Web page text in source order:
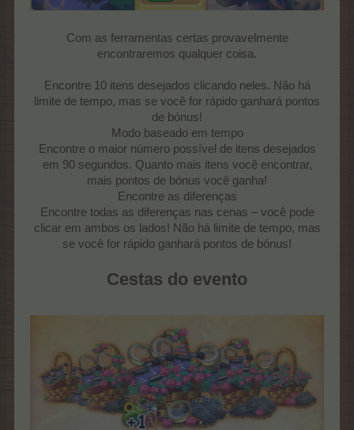
Com as ferramentas certas provavelmente
encontraremos qualquer coisa.
Encontre 10 itens desejados clicando neles. Não há
limite de tempo, mas se você for rápido ganhará pontos
de bónus!
Modo baseado em tempo
Encontre o maior número possível de itens desejados
em 90 segundos. Quanto mais itens você encontrar,
mais pontos de bónus você ganha!
Encontre as diferenças
Encontre todas as diferenças nas cenas – você pode
clicar em ambos os lados! Não há limite de tempo, mas
se você for rápido ganhará pontos de bónus!
Cestas do evento